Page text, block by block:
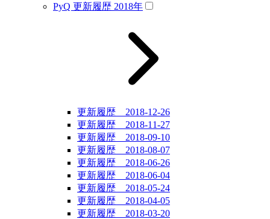
PyQ 更新履歴 2018年
更新履歴 2018-12-26
更新履歴 2018-11-27
更新履歴 2018-09-10
更新履歴 2018-08-07
更新履歴 2018-06-26
更新履歴 2018-06-04
更新履歴 2018-05-24
更新履歴 2018-04-05
更新履歴 2018-03-20